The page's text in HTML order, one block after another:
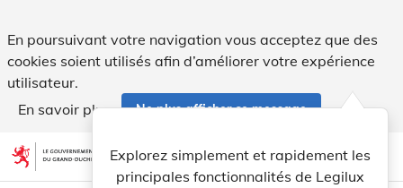
En poursuivant votre navigation vous acceptez que des
cookies soient utilisés afin d’améliorer votre expérience
utilisateur.
En savoir plus
Ne plus afficher ce message
Aller au contenu account_circle help Aide
Explorez simplement et rapidement les
principales fonctionnalités de Legilux
light_mode dark_mode